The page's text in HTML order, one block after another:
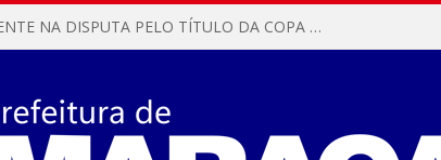
MARACANÃ SAI NA FRENTE NA DISPUTA PELO TÍTULO DA COPA PARÁ SUB-17!